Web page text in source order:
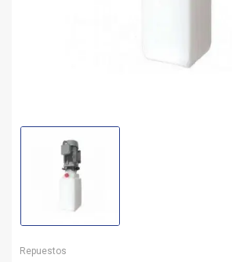
Repuestos